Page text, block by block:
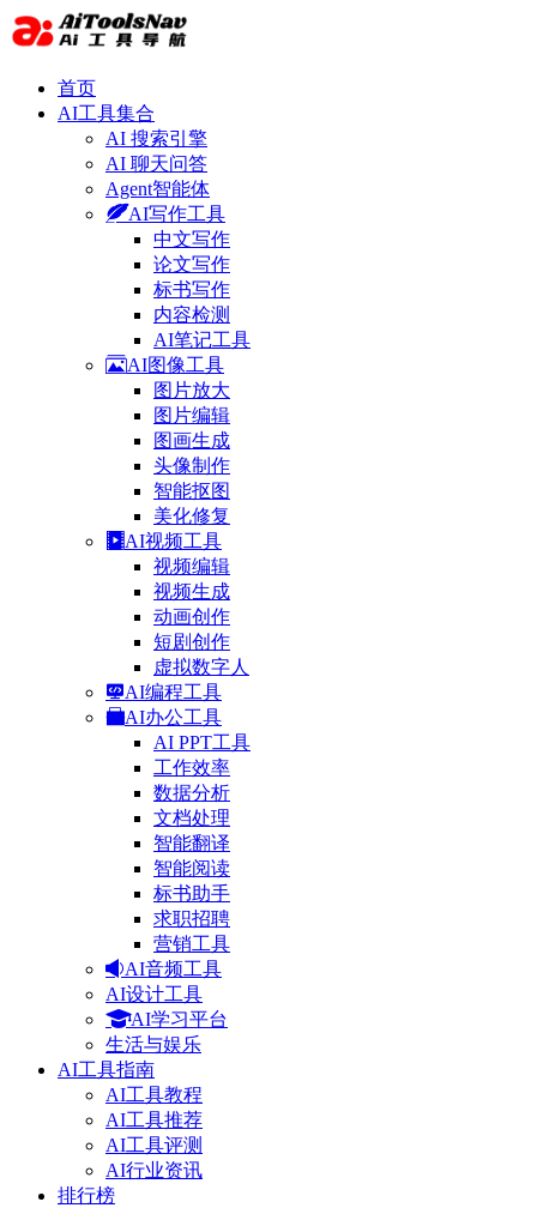
首页
AI工具集合
AI 搜索引擎
AI 聊天问答
Agent智能体
AI写作工具
中文写作
论文写作
标书写作
内容检测
AI笔记工具
AI图像工具
图片放大
图片编辑
图画生成
头像制作
智能抠图
美化修复
AI视频工具
视频编辑
视频生成
动画创作
短剧创作
虚拟数字人
AI编程工具
AI办公工具
AI PPT工具
工作效率
数据分析
文档处理
智能翻译
智能阅读
标书助手
求职招聘
营销工具
AI音频工具
AI设计工具
AI学习平台
生活与娱乐
AI工具指南
AI工具教程
AI工具推荐
AI工具评测
AI行业资讯
排行榜